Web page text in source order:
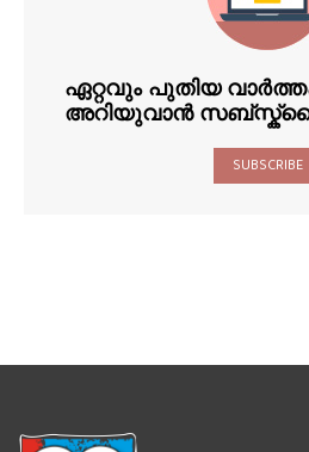
ഏറ്റവും പുതിയ
അറിയുവാൻ
SUBSCRIBE